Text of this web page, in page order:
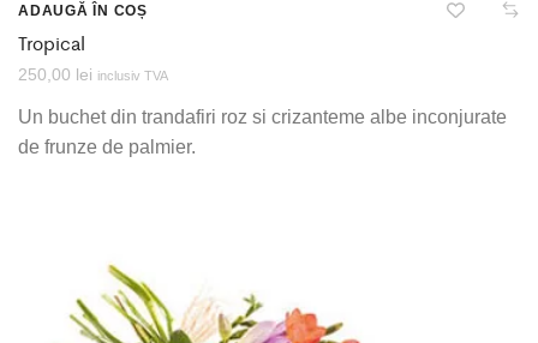
ADAUGĂ ÎN COȘ
Tropical
250,00 lei inclusiv TVA
Un buchet din trandafiri roz si crizanteme albe inconjurate
de frunze de palmier.